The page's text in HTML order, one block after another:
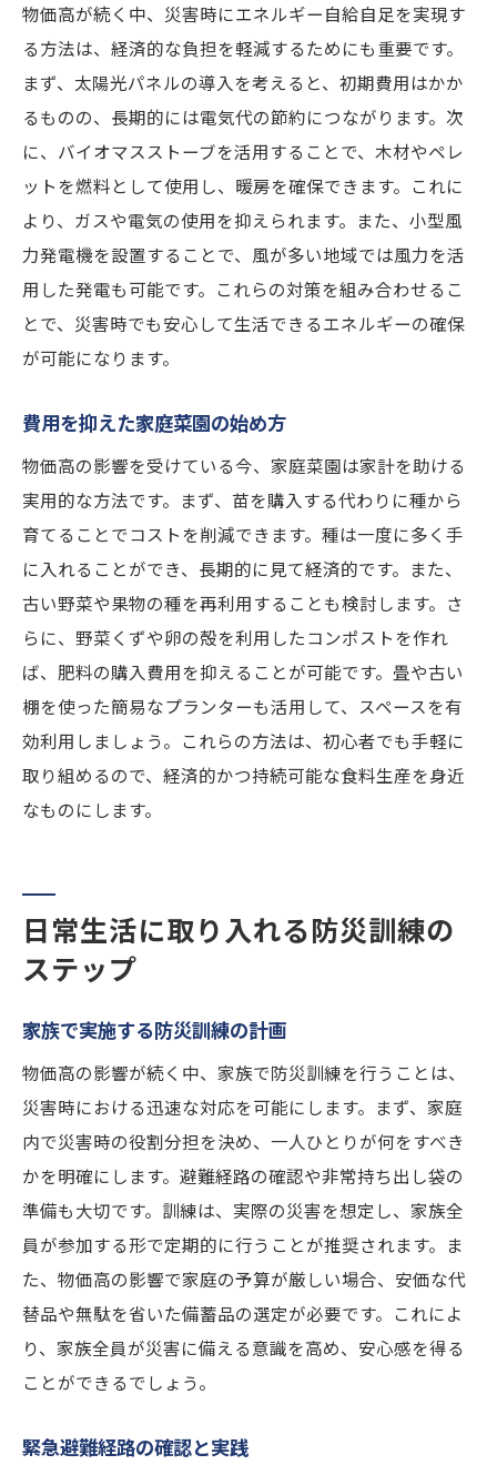
物価高が続く中、災害時にエネルギー自給自足を実現す
る方法は、経済的な負担を軽減するためにも重要です。
まず、太陽光パネルの導入を考えると、初期費用はかか
るものの、長期的には電気代の節約につながります。次
に、バイオマスストーブを活用することで、木材やペレ
ットを燃料として使用し、暖房を確保できます。これに
より、ガスや電気の使用を抑えられます。また、小型風
力発電機を設置することで、風が多い地域では風力を活
用した発電も可能です。これらの対策を組み合わせるこ
とで、災害時でも安心して生活できるエネルギーの確保
が可能になります。
費用を抑えた家庭菜園の始め方
物価高の影響を受けている今、家庭菜園は家計を助ける
実用的な方法です。まず、苗を購入する代わりに種から
育てることでコストを削減できます。種は一度に多く手
に入れることができ、長期的に見て経済的です。また、
古い野菜や果物の種を再利用することも検討します。さ
らに、野菜くずや卵の殻を利用したコンポストを作れ
ば、肥料の購入費用を抑えることが可能です。畳や古い
棚を使った簡易なプランターも活用して、スペースを有
効利用しましょう。これらの方法は、初心者でも手軽に
取り組めるので、経済的かつ持続可能な食料生産を身近
なものにします。
日常生活に取り入れる防災訓練の
ステップ
家族で実施する防災訓練の計画
物価高の影響が続く中、家族で防災訓練を行うことは、
災害時における迅速な対応を可能にします。まず、家庭
内で災害時の役割分担を決め、一人ひとりが何をすべき
かを明確にします。避難経路の確認や非常持ち出し袋の
準備も大切です。訓練は、実際の災害を想定し、家族全
員が参加する形で定期的に行うことが推奨されます。ま
た、物価高の影響で家庭の予算が厳しい場合、安価な代
替品や無駄を省いた備蓄品の選定が必要です。これによ
り、家族全員が災害に備える意識を高め、安心感を得る
ことができるでしょう。
緊急避難経路の確認と実践